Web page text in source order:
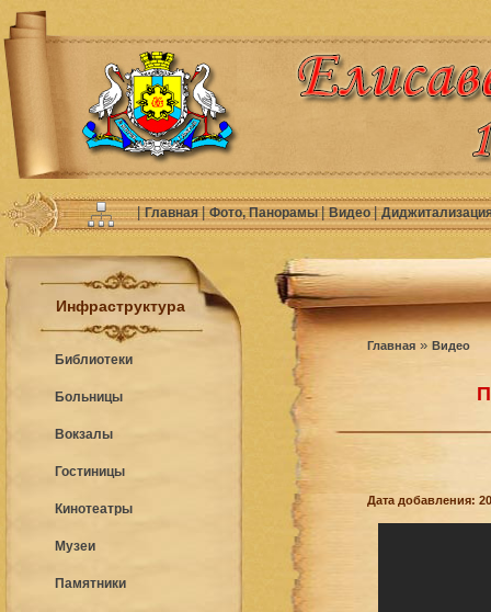
|Главная|Фото, Панорамы|Видео|
Инфраструктура
Библиотеки
Больницы
Вокзалы
Гостиницы
Кинотеатры
Музеи
Памятники
Главная » Видео
Дата добавления: